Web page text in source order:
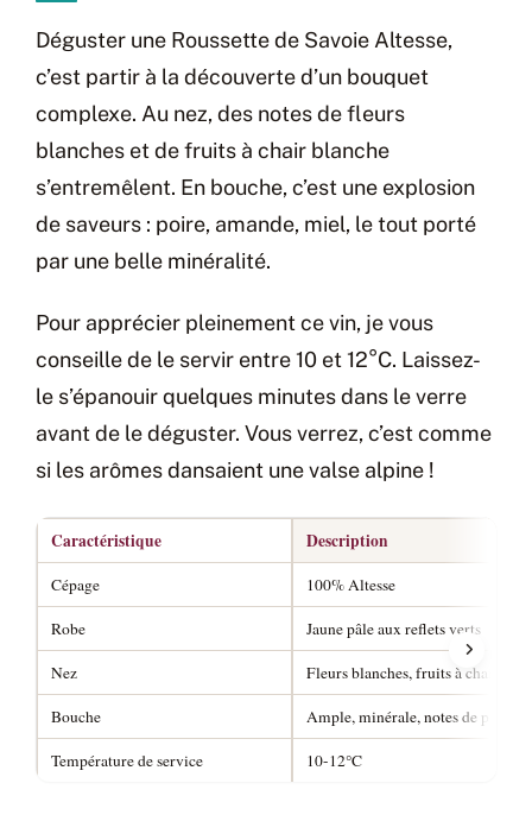
Déguster une Roussette de Savoie Altesse,
c’est partir à la découverte d’un bouquet
complexe. Au nez, des notes de fleurs
blanches et de fruits à chair blanche
s’entremêlent. En bouche, c’est une explosion
de saveurs : poire, amande, miel, le tout porté
par une belle minéralité.
Pour apprécier pleinement ce vin, je vous
conseille de le servir entre 10 et 12°C. Laissez-
le s’épanouir quelques minutes dans le verre
avant de le déguster. Vous verrez, c’est comme
si les arômes dansaient une valse alpine !
Caractéristique Description
Cépage 100% Altesse
Robe Jaune pâle aux reflets verts
Nez Fleurs blanches, fruits à chair
Bouche Ample, minérale, notes de poire
Température de service 10-12°C